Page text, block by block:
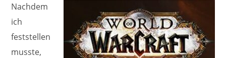
Nachdem
ich
feststellen
musste,